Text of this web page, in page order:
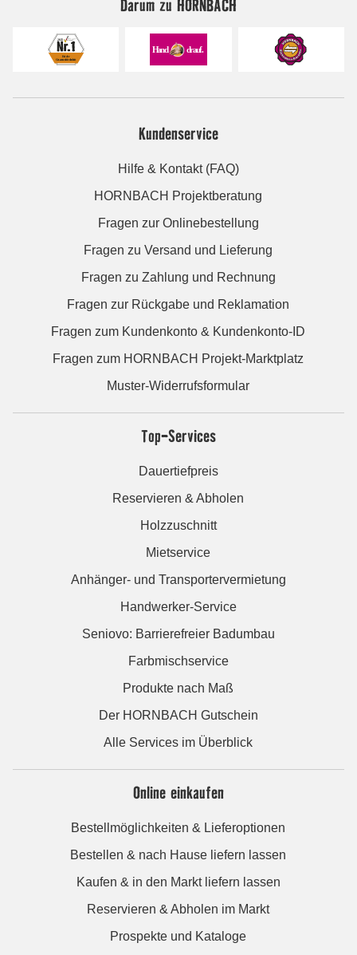
Darum zu HORNBACH
Kundenservice
Hilfe & Kontakt (FAQ)
HORNBACH Projektberatung
Fragen zur Onlinebestellung
Fragen zu Versand und Lieferung
Fragen zu Zahlung und Rechnung
Fragen zur Rückgabe und Reklamation
Fragen zum Kundenkonto & Kundenkonto-ID
Fragen zum HORNBACH Projekt-Marktplatz
Muster-Widerrufsformular
Top-Services
Dauertiefpreis
Reservieren & Abholen
Holzzuschnitt
Mietservice
Anhänger- und Transportervermietung
Handwerker-Service
Seniovo: Barrierefreier Badumbau
Farbmischservice
Produkte nach Maß
Der HORNBACH Gutschein
Alle Services im Überblick
Online einkaufen
Bestellmöglichkeiten & Lieferoptionen
Bestellen & nach Hause liefern lassen
Kaufen & in den Markt liefern lassen
Reservieren & Abholen im Markt
Prospekte und Kataloge